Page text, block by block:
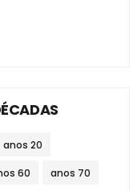
anos 20
60 anos 70